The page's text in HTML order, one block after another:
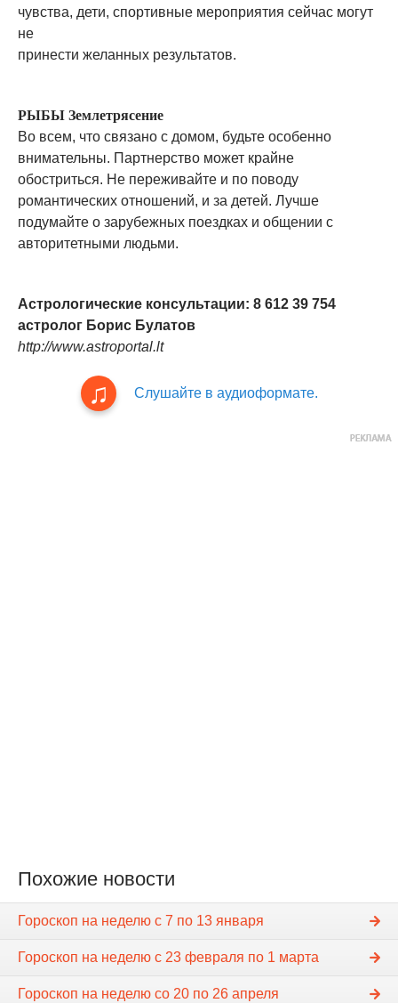
чувства, дети, спортивные мероприятия сейчас могут
не
принести желанных результатов.
РЫБЫ Землетрясение
Во всем, что связано с домом, будьте особенно
внимательны. Партнерство может крайне
обостриться. Не переживайте и по поводу
романтических отношений, и за детей. Лучше
подумайте о зарубежных поездках и общении с
авторитетными людьми.
Астрологические консультации: 8 612 39 754
астролог Борис Булатов
http://www.astroportal.lt
Слушайте в аудиоформате.
Похожие новости
Гороскоп на неделю c 7 по 13 января
Гороскоп на неделю c 23 февраля по 1 марта
Гороскоп на неделю cо 20 по 26 апреля